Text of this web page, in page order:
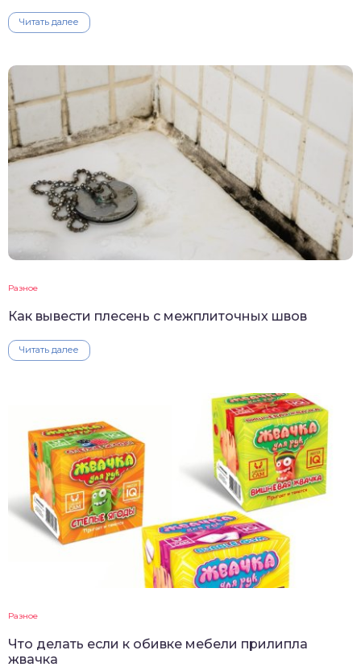
Читать далее
Разное
Как вывести плесень с межплиточных швов
Читать далее
Разное
Что делать если к обивке мебели прилипла
жвачка